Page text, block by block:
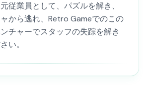
従業員として、パズルを解き、
から逃れ、Retro Gameでのこの
チャーでスタッフの失踪を解き
い。